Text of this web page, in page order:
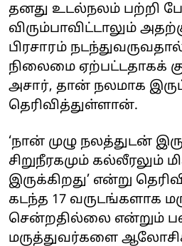
தனது உடல்நலம் பற்றி
விரும்பாவிட்டாலும்
பிரசாரம்
நிலைமை ஏற்பட்டதாகக்
அசார், தான் நலமாக
தெரிவித்துள்ளான்.
‘நான் முழு நலத்துடன்
சிறுநீரகமும் கல்லீரலும்
இருக்கிறது’ என்று
கடந்த 17 வருடங்களாக
சென்றதில்லை என்றும்
மருத்துவர்களை